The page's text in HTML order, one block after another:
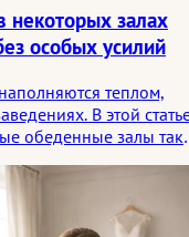
некоторых залах
особых усилий
теплом,
В этой
обеденные залы так
люди